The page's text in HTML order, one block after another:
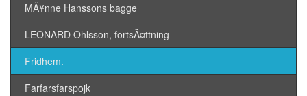
MÃ¥nne Hanssons bagge
LEONARD Ohlsson, fortsÃ¤ttning
Fridhem.
Farfarsfarspojk